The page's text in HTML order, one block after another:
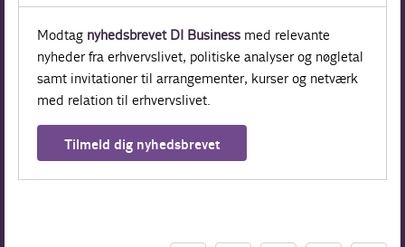
Modtag nyhedsbrevet DI Business med relevante
nyheder fra erhvervslivet, politiske analyser og nøgletal
samt invitationer til arrangementer, kurser og netværk
med relation til erhvervslivet.
Tilmeld dig nyhedsbrevet